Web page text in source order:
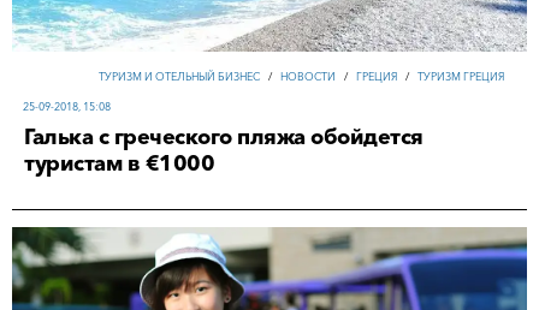
ТУРИЗМ И ОТЕЛЬНЫЙ БИЗНЕС / НОВОСТИ / ГРЕЦИЯ / ТУРИЗМ ГРЕЦИЯ
25-09-2018, 15:08
Галька с греческого пляжа обойдется
туристам в €1000